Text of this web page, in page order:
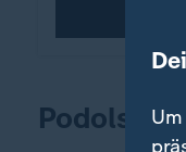
Podolski